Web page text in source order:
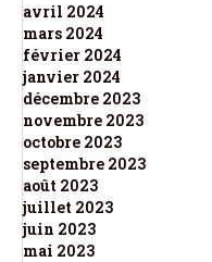
avril 2024
mars 2024
février 2024
janvier 2024
décembre 2023
novembre 2023
octobre 2023
septembre 2023
août 2023
juillet 2023
juin 2023
mai 2023